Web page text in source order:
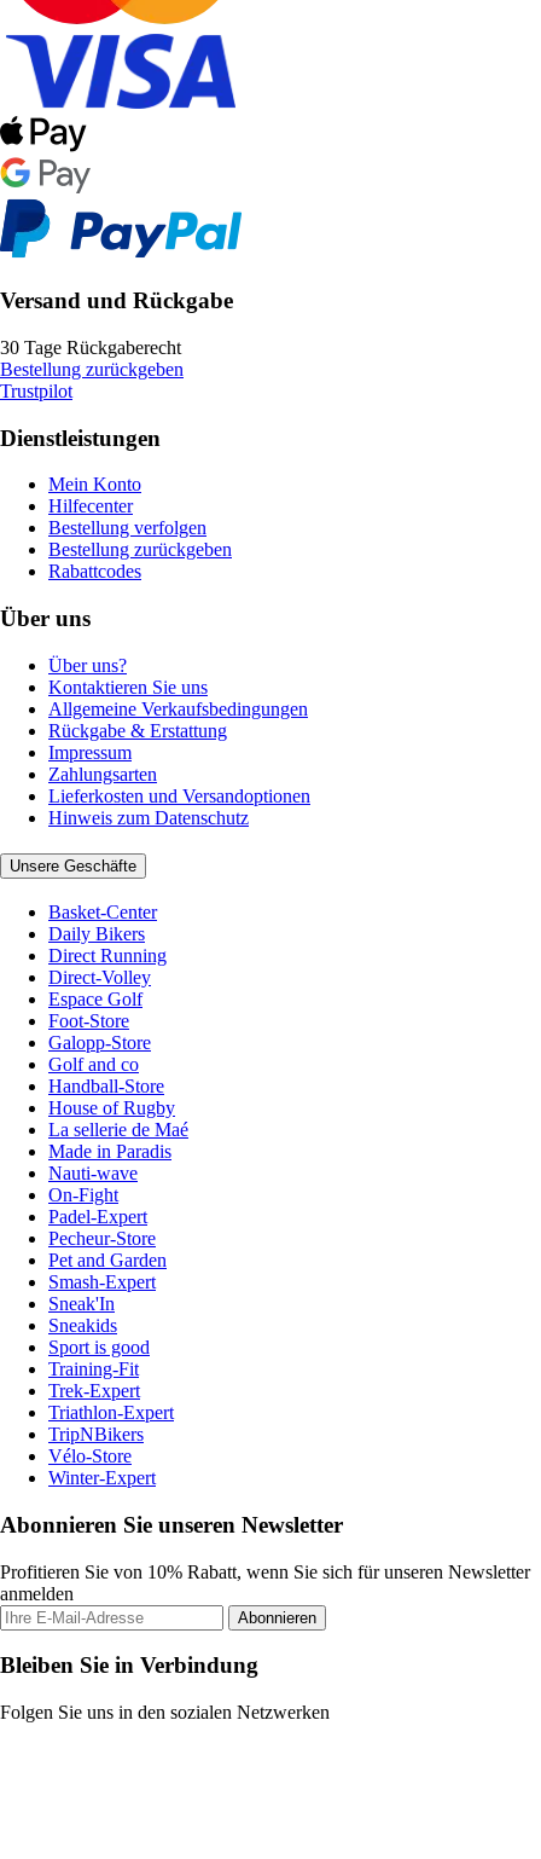
Versand und Rückgabe
30 Tage Rückgaberecht
Bestellung zurückgeben
Trustpilot
Dienstleistungen
Mein Konto
Hilfecenter
Bestellung verfolgen
Bestellung zurückgeben
Rabattcodes
Über uns
Über uns?
Kontaktieren Sie uns
Allgemeine Verkaufsbedingungen
Rückgabe & Erstattung
Impressum
Zahlungsarten
Lieferkosten und Versandoptionen
Hinweis zum Datenschutz
Unsere Geschäfte
Basket-Center
Daily Bikers
Direct Running
Direct-Volley
Espace Golf
Foot-Store
Galopp-Store
Golf and co
Handball-Store
House of Rugby
La sellerie de Maé
Made in Paradis
Nauti-wave
On-Fight
Padel-Expert
Pecheur-Store
Pet and Garden
Smash-Expert
Sneak'In
Sneakids
Sport is good
Training-Fit
Trek-Expert
Triathlon-Expert
TripNBikers
Vélo-Store
Winter-Expert
Abonnieren Sie unseren Newsletter
Profitieren Sie von 10% Rabatt, wenn Sie sich für unseren Newsletter
anmelden
Abonnieren
Bleiben Sie in Verbindung
Folgen Sie uns in den sozialen Netzwerken